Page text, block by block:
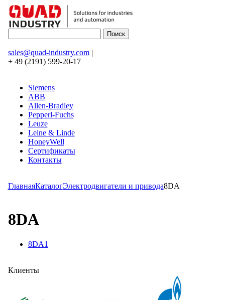
sales@quad-industry.com|
+ 49 (2191) 599-20-17
Siemens
ABB
Allen-Bradley
Pepperl-Fuchs
Leuze
Leine & Linde
HoneyWell
Сертификаты
Контакты
ГлавнаяКаталогЭлектродвигатели и привода8DA
8DA
8DA1
Клиенты